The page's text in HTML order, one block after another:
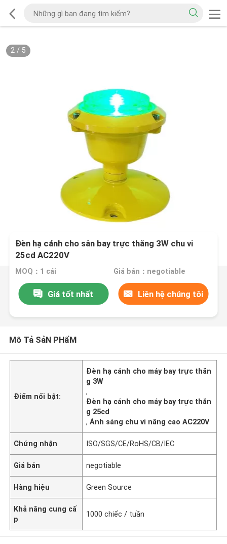
2/ 5
Đèn hạ cánh cho sân bay trực thăng 3W chu vi
25cd AC220V
MOQ：1 cái Giá bán：negotiable
Giá tốt nhất Liên hệ chúng tôi
Mô Tả SảN PHẩM
Điểm nổi bật:
Đèn hạ cánh cho máy bay trực thăn
g 3W
,
Đèn hạ cánh cho máy bay trực thăn
g 25cd
,Ánh sáng chu vi nâng cao AC220V
Chứng nhận ISO/SGS/CE/RoHS/CB/IEC
Giá bán negotiable
Hàng hiệu Green Source
Khả năng cung cấ
p
1000 chiếc / tuần